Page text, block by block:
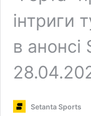
інтриги
в
Setanta Sports